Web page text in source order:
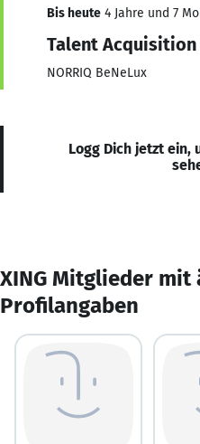
Bis heute 4 Jahre und 7
Talent
NORRIQ BeNeLux
Logg Dich jetzt ein,
XING Mitglieder mit
Profilangaben